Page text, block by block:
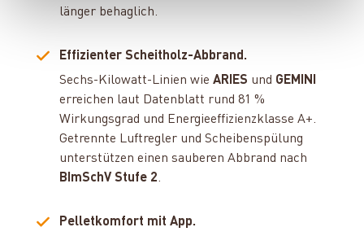
länger behaglich.
Effizienter Scheitholz-Abbrand.
Sechs-Kilowatt-Linien wieARIES und GEMINI
erreichen laut Datenblatt rund 81 %
Wirkungsgrad und Energieeffizienzklasse A+.
Getrennte Luftregler und Scheibenspülung
unterstützen einen sauberen Abbrand nach
BImSchV Stufe 2.
Pelletkomfort mit App.